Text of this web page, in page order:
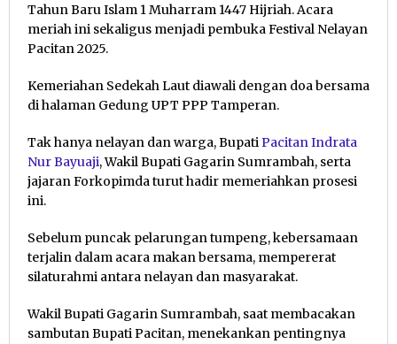
Tahun Baru Islam 1 Muharram 1447 Hijriah. Acara
meriah ini sekaligus menjadi pembuka Festival Nelayan
Pacitan 2025.
Kemeriahan Sedekah Laut diawali dengan doa bersama
di halaman Gedung UPT PPP Tamperan.
Tak hanya nelayan dan warga, BupatiPacitanIndrata
Nur Bayuaji, Wakil Bupati Gagarin Sumrambah, serta
jajaran Forkopimda turut hadir memeriahkan prosesi
ini.
Sebelum puncak pelarungan tumpeng, kebersamaan
terjalin dalam acara makan bersama, mempererat
silaturahmi antara nelayan dan masyarakat.
Wakil Bupati Gagarin Sumrambah, saat membacakan
sambutan Bupati Pacitan, menekankan pentingnya